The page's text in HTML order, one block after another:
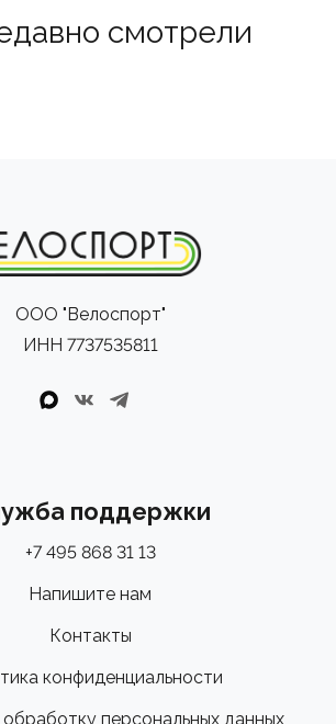
смотрели
ООО "Велоспорт"
ИНН 7737535811
поддержки
+7 495 868 31 13
Напишите нам
Контакты
конфиденциальности
персональных данных